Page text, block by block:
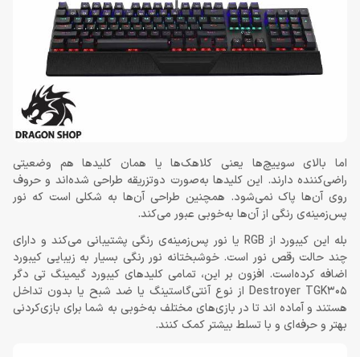
اما بالای سوییچ‌ها یعنی کلاهک‌ها یا همان کلیدها هم وضعیتی
راضی‌کننده دارند. این کلیدها به‌صورت دوتزریقه طراحی شده‌اند و حروف
روی آن‌ها پاک نمی‌شود. همچنین طراحی آن‌ها به شکلی است که نور
پس‌زمینه‌ی رنگی از آن‌ها به‌خوبی عبور می‌کند.
بله این کیبورد از RGB یا نور پس‌زمینه‌ی رنگی پشتیبانی می‌کند و دارای
چند حالت رقص نور است. خوشبختانه نور رنگی بسیار به زیبایی کیبورد
اضافه کرده‌است. افزون بر این، تمامی کلیدهای کیبورد گیمینگ تی دگر
Destroyer TGK305 از نوع آنتی‌گاستینگ یا ضد شبح یا بدون تداخل
هستند و آماده اند تا در بازی‌های مختلف به‌خوبی به شما برای بازی‌کردنی
بهتر و حرفه‌ای و با تسلط بیشتر کمک کنند.